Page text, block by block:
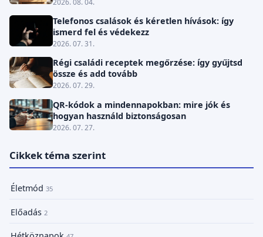
Telefonos csalások és kéretlen hívások: így
ismerd fel és védekezz
2026. 07. 31.
Régi családi receptek megőrzése: így gyűjtsd
össze és add tovább
2026. 07. 29.
QR-kódok a mindennapokban: mire jók és
hogyan használd biztonságosan
2026. 07. 27.
Cikkek téma szerint
Életmód 35
Előadás 2